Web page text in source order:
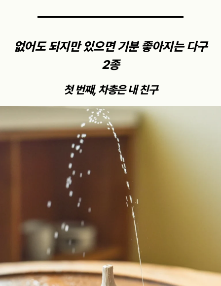
없어도 되지만 있으면 기분 좋아지는 다구
2종
첫 번째, 차총은 내 친구